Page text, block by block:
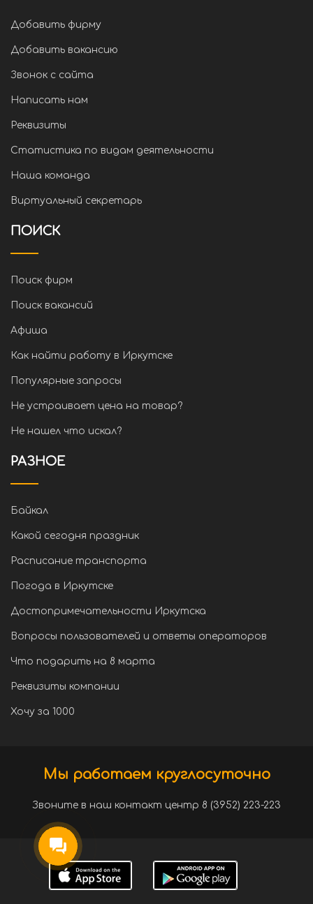
Добавить фирму
Добавить вакансию
Звонок с сайта
Написать нам
Реквизиты
Статистика по видам деятельности
Наша команда
Виртуальный секретарь
ПОИСК
Поиск фирм
Поиск вакансий
Афиша
Как найти работу в Иркутске
Популярные запросы
Не устраивает цена на товар?
Не нашел что искал?
РАЗНОЕ
Байкал
Какой сегодня праздник
Расписание транспорта
Погода в Иркутске
Достопримечательности Иркутска
Вопросы пользователей и ответы операторов
Что подарить на 8 марта
Реквизиты компании
Хочу за 1000
Мы работаем круглосуточно
Звоните в наш контакт центр 8 (3952) 223-223